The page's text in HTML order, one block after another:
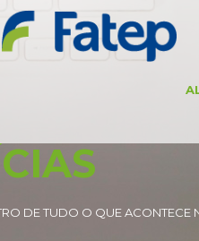
DE TUDO O QUE ACONTECE